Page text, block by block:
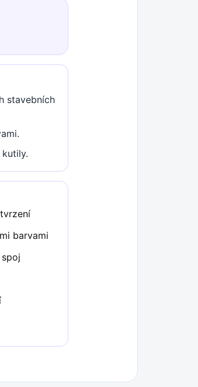
stavebních
barvami